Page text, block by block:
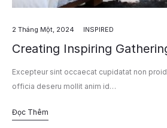
2 Tháng Một, 2024 INSPIRED
Creating Inspiring
Excepteur sint occaecat cupidatat non
officia deseru mollit anim id…
Đọc Thêm